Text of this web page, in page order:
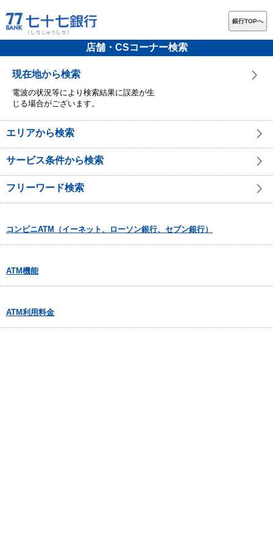
銀行TOPへ
店舗・CSコーナー検索
現在地から検索
電波の状況等により検索結果に誤差が生
じる場合がございます。
エリアから検索
サービス条件から検索
フリーワード検索
コンビニATM（イーネット、ローソン銀行、セブン銀行）
ATM機能
ATM利用料金